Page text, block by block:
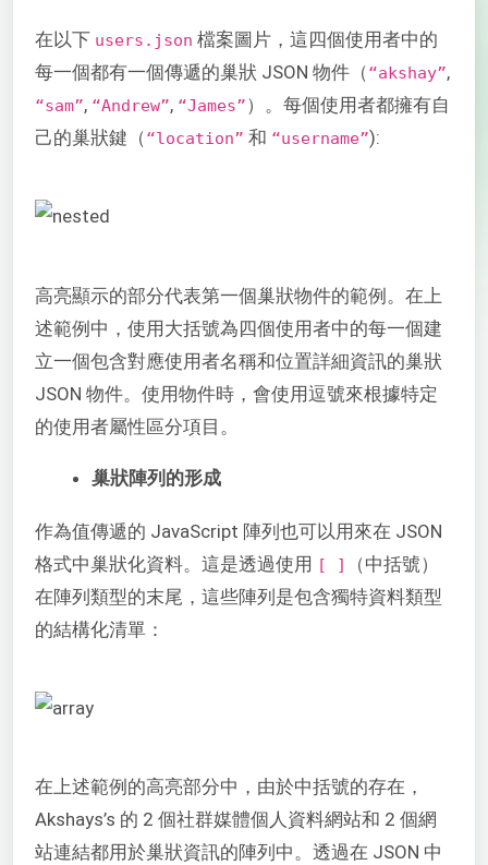
在以下 users.json 檔案圖片，這四個使用者中的
每一個都有一個傳遞的巢狀 JSON 物件（“akshay”,
“sam”, “Andrew”, “James”）。每個使用者都擁有自
己的巢狀鍵（“location” 和 “username”):
高亮顯示的部分代表第一個巢狀物件的範例。在上
述範例中，使用大括號為四個使用者中的每一個建
立一個包含對應使用者名稱和位置詳細資訊的巢狀
JSON 物件。使用物件時，會使用逗號來根據特定
的使用者屬性區分項目。
巢狀陣列的形成
作為值傳遞的 JavaScript 陣列也可以用來在 JSON
格式中巢狀化資料。這是透過使用 [ ]
（中括號）
在陣列類型的末尾，這些陣列是包含獨特資料類型
的結構化清單：
在上述範例的高亮部分中，由於中括號的存在，
Akshays’s 的 2 個社群媒體個人資料網站和 2 個網
站連結都用於巢狀資訊的陣列中。透過在 JSON 中